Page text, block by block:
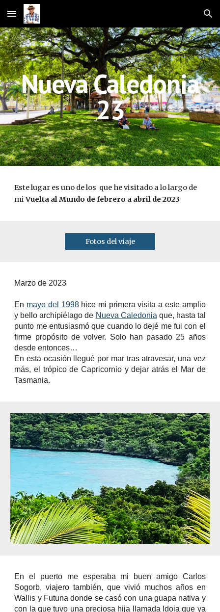
Skip to main content Skip to navigation
Nueva Caledonia
23
Este lugar es uno de los que he visitado a lo largo de
miVuelta al Mundo de febrero a abril de 2023
Fotos del viaje
Marzo de 2023
En mayo del 1998hice mi primera visita a este amplio
y bello archipiélago de Nueva Caledonia que, hasta tal
punto me entusiasmó que cuando lo dejé me fui con el
firme propósito de volver. Solo han pasado 25 años
desde entonces…
En esta ocasión llegué por mar tras atravesar, una vez
más, el trópico de Capricornio y dejar atrás el Mar de
Tasmania.
En el puerto me esperaba mi buen amigo Carlos
Sogorb, viajero también, que vivió muchos años en
Wallis y Futuna donde se casó con una guapa nativa y
con la que tuvo una preciosa hija llamada Idoia que ya